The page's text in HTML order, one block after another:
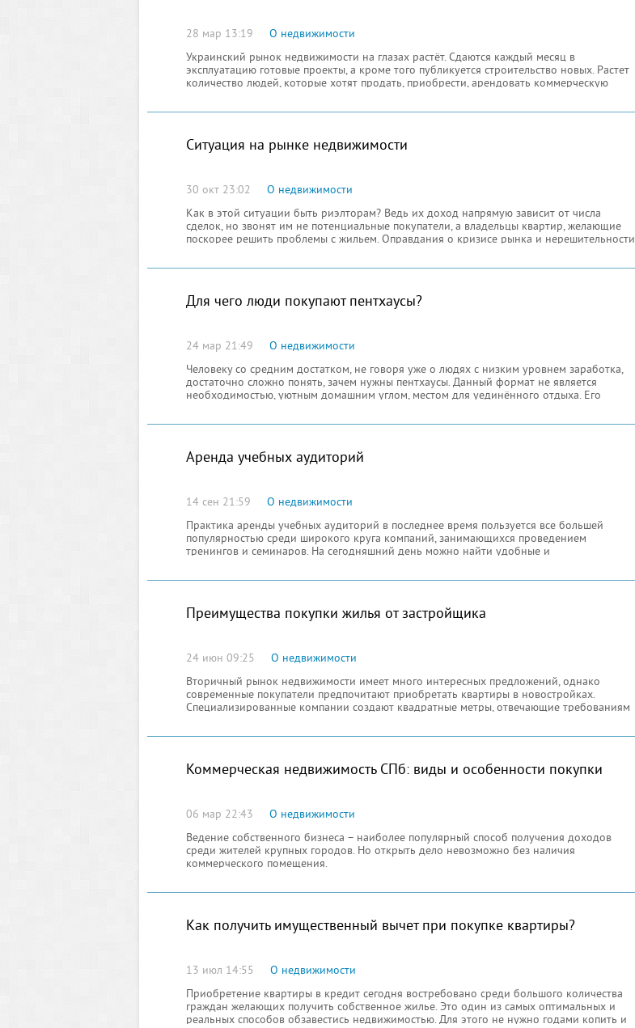
28 мар 13:19
О недвижимости
Украинский рынок недвижимости на глазах растёт. Сдаются каждый месяц в
эксплуатацию готовые проекты, а кроме того публикуется строительство новых. Растет
количество людей, которые хотят продать, приобрести, арендовать коммерческую
Ситуация на рынке недвижимости
30 окт 23:02
О недвижимости
Как в этой ситуации быть риэлторам? Ведь их доход напрямую зависит от числа
сделок, но звонят им не потенциальные покупатели, а владельцы квартир, желающие
поскорее решить проблемы с жильем. Оправдания о кризисе рынка и нерешительности
Для чего люди покупают пентхаусы?
24 мар 21:49
О недвижимости
Человеку со средним достатком, не говоря уже о людях с низким уровнем заработка,
достаточно сложно понять, зачем нужны пентхаусы. Данный формат не является
необходимостью, уютным домашним углом, местом для уединённого отдыха. Его
Аренда учебных аудиторий
14 сен 21:59
О недвижимости
Практика аренды учебных аудиторий в последнее время пользуется все большей
популярностью среди широкого круга компаний, занимающихся проведением
тренингов и семинаров. На сегодняшний день можно найти удобные и
Преимущества покупки жилья от застройщика
24 июн 09:25
О недвижимости
Вторичный рынок недвижимости имеет много интересных предложений, однако
современные покупатели предпочитают приобретать квартиры в новостройках.
Специализированные компании создают квадратные метры, отвечающие требованиям
Коммерческая недвижимость СПб: виды и особенности покупки
06 мар 22:43
О недвижимости
Ведение собственного бизнеса – наиболее популярный способ получения доходов
среди жителей крупных городов. Но открыть дело невозможно без наличия
коммерческого помещения.
Как получить имущественный вычет при покупке квартиры?
13 июл 14:55
О недвижимости
Приобретение квартиры в кредит сегодня востребовано среди большого количества
граждан желающих получить собственное жилье. Это один из самых оптимальных и
реальных способов обзавестись недвижимостью. Для этого не нужно годами копить и